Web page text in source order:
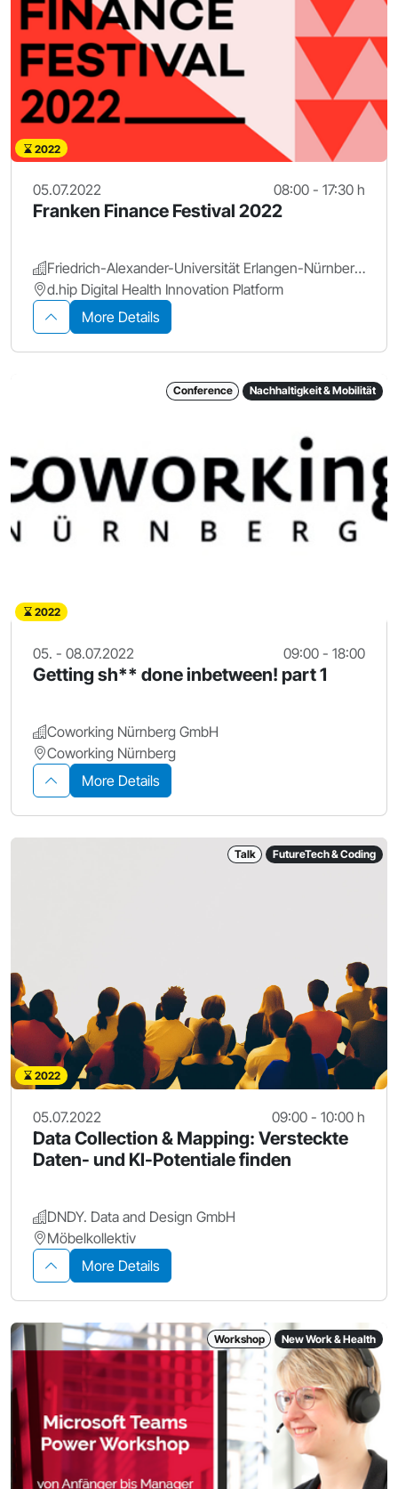
2022
05.07.2022 08:00 - 17:30 h
Franken Finance Festival 2022
Friedrich-Alexander-Universität Erlangen-Nürnberg.
d.hip Digital Health Innovation Platform
More Details
Conference Nachhaltigkeit & Mobilität
2022
05. - 08.07.2022 09:00 - 18:00
Getting sh** done inbetween! part 1
Coworking Nürnberg GmbH
Coworking Nürnberg
More Details
Talk FutureTech & Coding
2022
05.07.2022 09:00 - 10:00 h
Data Collection & Mapping: Versteckte
Daten- und KI-Potentiale finden
DNDY. Data and Design GmbH
Möbelkollektiv
More Details
Workshop New Work & Health